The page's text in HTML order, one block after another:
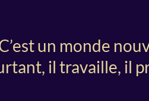
un monde
il travaille, il